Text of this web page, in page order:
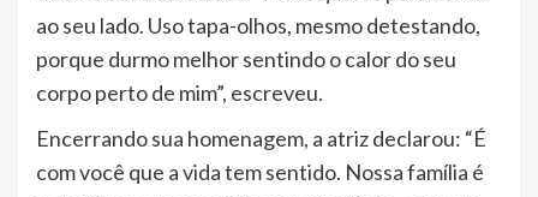
ao seu lado. Uso tapa-olhos, mesmo detestando,
porque durmo melhor sentindo o calor do seu
corpo perto de mim”, escreveu.
Encerrando sua homenagem, a atriz declarou: “É
com você que a vida tem sentido. Nossa família é